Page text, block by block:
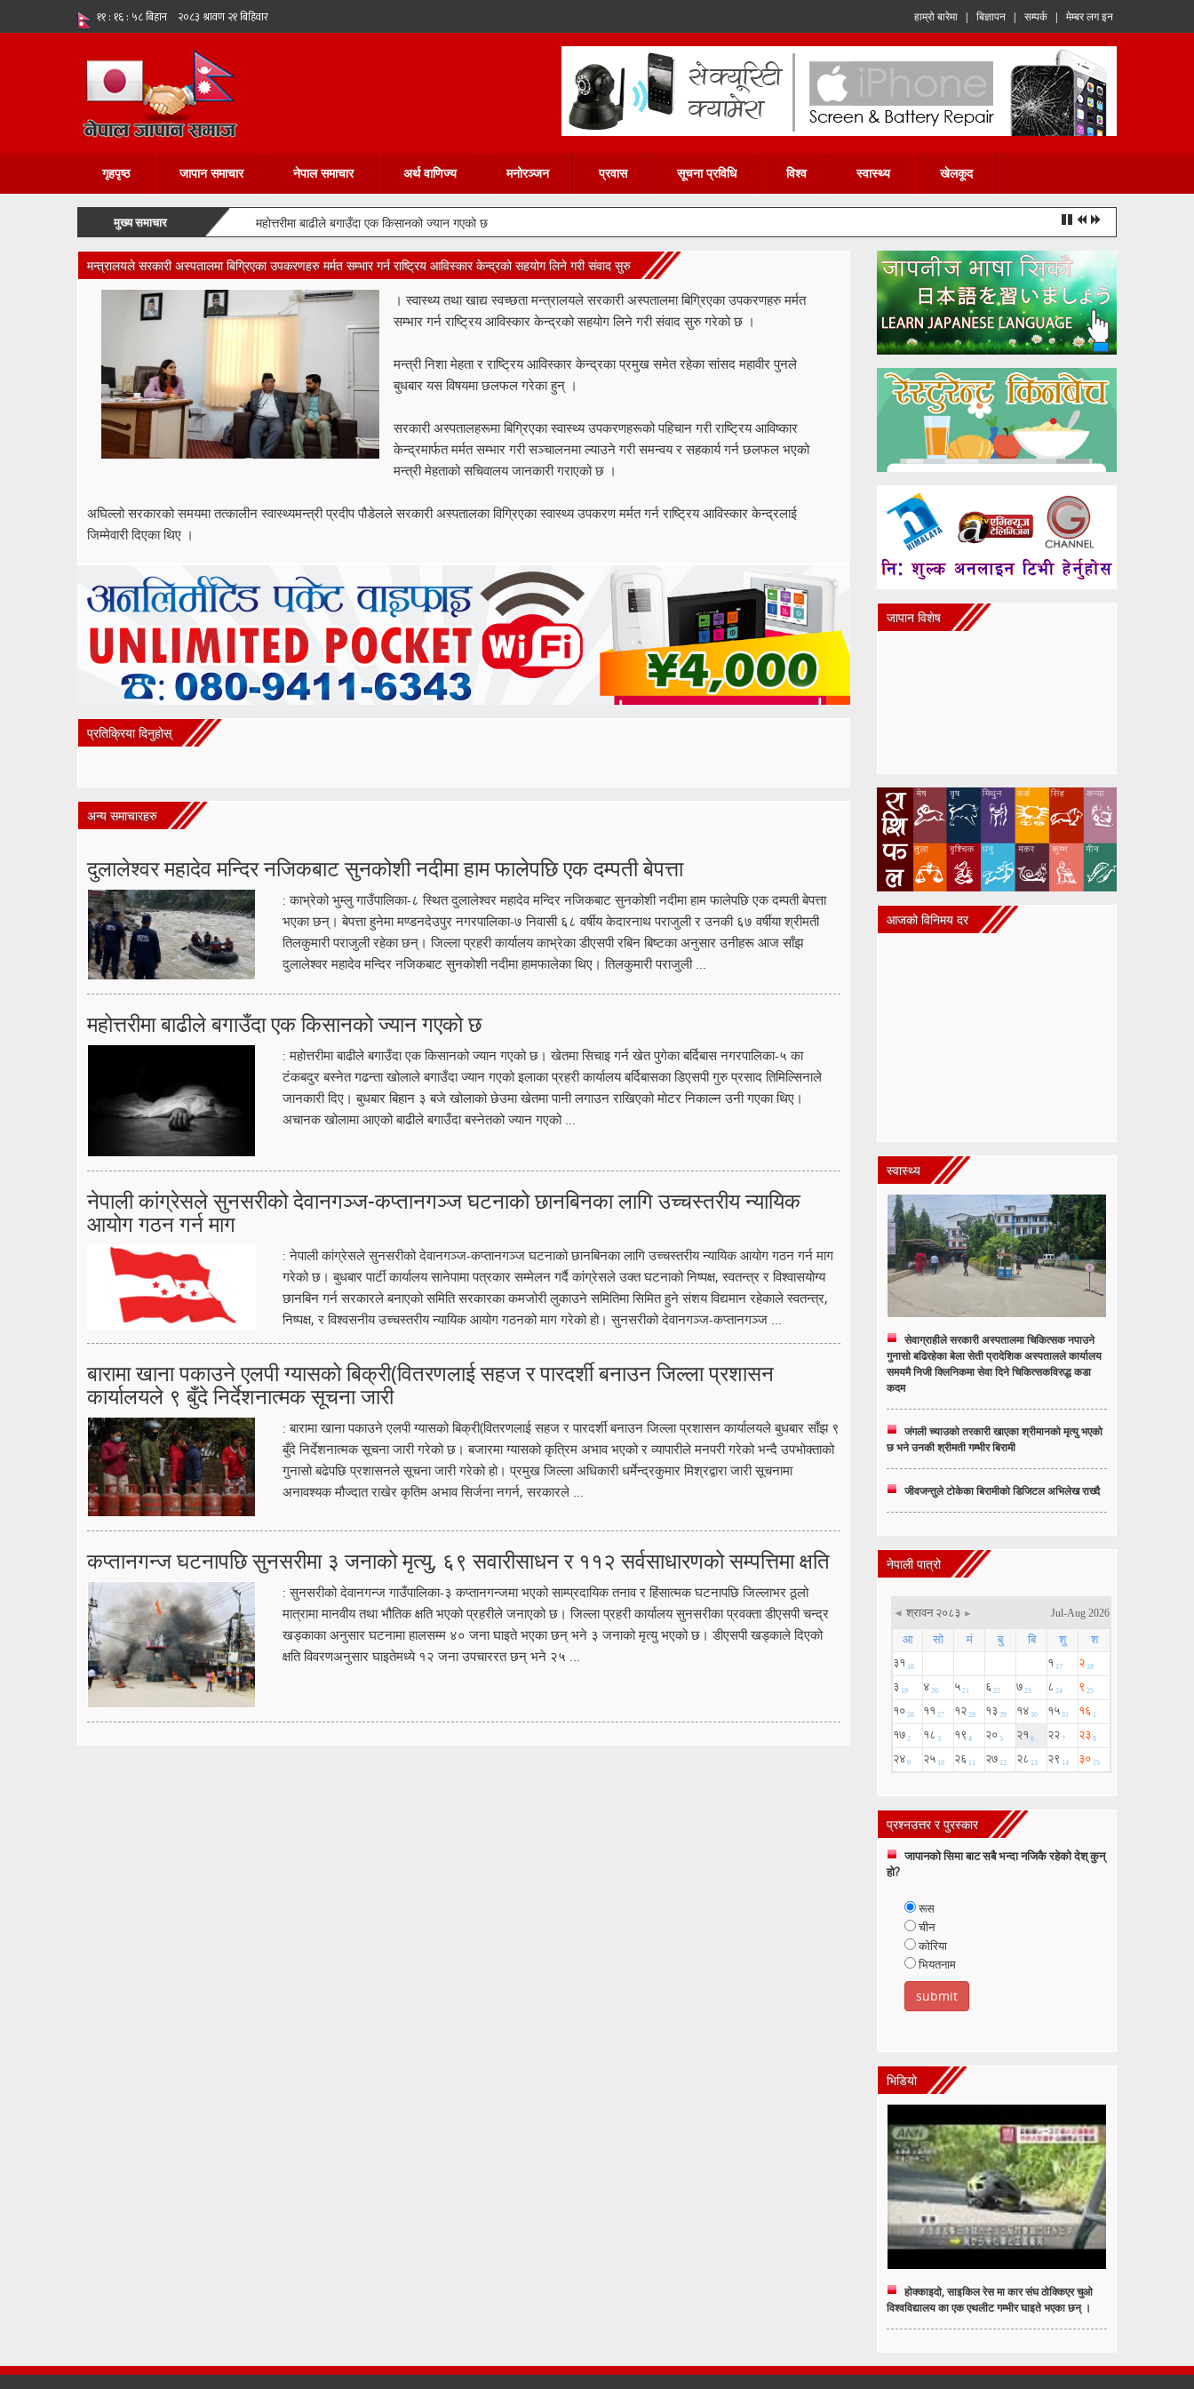
हाम्रो बारेमा | बिज्ञापन | सम्पर्क | मेम्बर लग इन
गृहपृष्ठ जापान समाचार नेपाल समाचार अर्थ वाणिज्य मनोरञ्जन प्रवास सूचना प्रविधि विश्व स्वास्थ्य खेलकूद
मुख्य समाचार महोत्तरीमा बाढीले बगाउँदा एक किसानको ज्यान गएको छ
मन्त्रालयले सरकारी अस्पतालमा बिग्रिएका उपकरणहरु मर्मत सम्भार गर्न राष्ट्रिय आविस्कार केन्द्रको सहयोग लिने गरी संवाद सुरु
। स्वास्थ्य तथा खाद्य स्वच्छता मन्त्रालयले सरकारी अस्पतालमा बिग्रिएका उपकरणहरु मर्मत
सम्भार गर्न राष्ट्रिय आविस्कार केन्द्रको सहयोग लिने गरी संवाद सुरु गरेको छ ।
मन्त्री निशा मेहता र राष्ट्रिय आविस्कार केन्द्रका प्रमुख समेत रहेका सांसद महावीर पुनले
बुधबार यस विषयमा छलफल गरेका हुन् ।
सरकारी अस्पतालहरूमा बिग्रिएका स्वास्थ्य उपकरणहरूको पहिचान गरी राष्ट्रिय आविष्कार
केन्द्रमार्फत मर्मत सम्भार गरी सञ्‍चालनमा ल्याउने गरी समन्वय र सहकार्य गर्न छलफल भएको
मन्त्री मेहताको सचिवालय जानकारी गराएको छ ।
अघिल्लो सरकारको समयमा तत्कालीन स्वास्थ्यमन्त्री प्रदीप पौडेलले सरकारी अस्पतालका विग्रिएका स्वास्थ्य उपकरण मर्मत गर्न राष्ट्रिय आविस्कार केन्द्रलाई
जिम्मेवारी दिएका थिए ।
प्रतिक्रिया दिनुहोस्
अन्य समाचारहरु
दुलालेश्वर महादेव मन्दिर नजिकबाट सुनकोशी नदीमा हाम फालेपछि एक दम्पती बेपत्ता
: काभ्रेको भुम्लु गाउँपालिका-८ स्थित दुलालेश्वर महादेव मन्दिर नजिकबाट सुनकोशी नदीमा हाम फालेपछि एक दम्पती बेपत्ता
भएका छन्। बेपत्ता हुनेमा मण्डनदेउपुर नगरपालिका-७ निवासी ६८ वर्षीय केदारनाथ पराजुली र उनकी ६७ वर्षीया श्रीमती
तिलकुमारी पराजुली रहेका छन्। जिल्ला प्रहरी कार्यालय काभ्रेका डीएसपी रबिन बिष्टका अनुसार उनीहरू आज साँझ
दुलालेश्वर महादेव मन्दिर नजिकबाट सुनकोशी नदीमा हामफालेका थिए। तिलकुमारी पराजुली ...
महोत्तरीमा बाढीले बगाउँदा एक किसानको ज्यान गएको छ
: महोत्तरीमा बाढीले बगाउँदा एक किसानको ज्यान गएको छ। खेतमा सिचाइ गर्न खेत पुगेका बर्दिबास नगरपालिका-५ का
टंकबदुर बस्नेत गढन्ता खोलाले बगाउँदा ज्यान गएको इलाका प्रहरी कार्यालय बर्दिबासका डिएसपी गुरु प्रसाद तिमिल्सिनाले
जानकारी दिए। बुधबार बिहान ३ बजे खोलाको छेउमा खेतमा पानी लगाउन राखिएको मोटर निकाल्न उनी गएका थिए।
अचानक खोलामा आएको बाढीले बगाउँदा बस्नेतको ज्यान गएको ...
नेपाली कांग्रेसले सुनसरीको देवानगञ्ज-कप्तानगञ्ज घटनाको छानबिनका लागि उच्चस्तरीय न्यायिक
आयोग गठन गर्न माग
: नेपाली कांग्रेसले सुनसरीको देवानगञ्ज-कप्तानगञ्ज घटनाको छानबिनका लागि उच्चस्तरीय न्यायिक आयोग गठन गर्न माग
गरेको छ। बुधबार पार्टी कार्यालय सानेपामा पत्रकार सम्मेलन गर्दै कांग्रेसले उक्त घटनाको निष्पक्ष, स्वतन्त्र र विश्वासयोग्य
छानबिन गर्न सरकारले बनाएको समिति सरकारका कमजोरी लुकाउने समितिमा सिमित हुने संशय विद्यमान रहेकाले स्वतन्त्र,
निष्पक्ष, र विश्वसनीय उच्चस्तरीय न्यायिक आयोग गठनको माग गरेको हो। सुनसरीको देवानगञ्ज-कप्तानगञ्ज ...
बारामा खाना पकाउने एलपी ग्यासको बिक्री(वितरणलाई सहज र पारदर्शी बनाउन जिल्ला प्रशासन
कार्यालयले ९ बुँदे निर्देशनात्मक सूचना जारी
: बारामा खाना पकाउने एलपी ग्यासको बिक्री(वितरणलाई सहज र पारदर्शी बनाउन जिल्ला प्रशासन कार्यालयले बुधबार साँझ ९
बुँदे निर्देशनात्मक सूचना जारी गरेको छ। बजारमा ग्यासको कृत्रिम अभाव भएको र व्यापारीले मनपरी गरेको भन्दै उपभोक्ताको
गुनासो बढेपछि प्रशासनले सूचना जारी गरेको हो। प्रमुख जिल्ला अधिकारी धर्मेन्द्रकुमार मिश्रद्वारा जारी सूचनामा
अनावश्यक मौज्दात राखेर कृतिम अभाव सिर्जना नगर्न, सरकारले ...
कप्तानगन्ज घटनापछि सुनसरीमा ३ जनाको मृत्यु, ६९ सवारीसाधन र ११२ सर्वसाधारणको सम्पत्तिमा क्षति
: सुनसरीको देवानगन्ज गाउँपालिका-३ कप्तानगन्जमा भएको साम्प्रदायिक तनाव र हिंसात्मक घटनापछि जिल्लाभर ठूलो
मात्रामा मानवीय तथा भौतिक क्षति भएको प्रहरीले जनाएको छ। जिल्ला प्रहरी कार्यालय सुनसरीका प्रवक्ता डीएसपी चन्द्र
खड्काका अनुसार घटनामा हालसम्म ४० जना घाइते भएका छन् भने ३ जनाको मृत्यु भएको छ। डीएसपी खड्काले दिएको
क्षति विवरणअनुसार घाइतेमध्ये १२ जना उपचाररत छन् भने २५ ...
जापान विशेष
आजको विनिमय दर
स्वास्थ्य
सेवाग्राहीले सरकारी अस्पतालमा चिकित्सक नपाउने
गुनासो बढिरहेका बेला सेती प्रादेशिक अस्पतालले कार्यालय
समयमै निजी क्लिनिकमा सेवा दिने चिकित्सकविरुद्ध कडा
कदम
जंगली च्याउको तरकारी खाएका श्रीमानको मृत्यु भएको
छ भने उनकी श्रीमती गम्भीर बिरामी
जीवजन्तुले टोकेका बिरामीको डिजिटल अभिलेख राख्दै
नेपाली पात्रो
प्रश्नउत्तर र पुरस्कार
जापानको सिमा बाट सबै भन्दा नजिकै रहेको देश् कुन्
हो?
रूस
चीन
कोरिया
भियतनाम
भिडियो
होक्काइदो, साइकिल रेस मा कार संघ ठोक्किएर चुओ
विश्वविद्यालय का एक एथलीट गम्भीर घाइते भएका छन् ।